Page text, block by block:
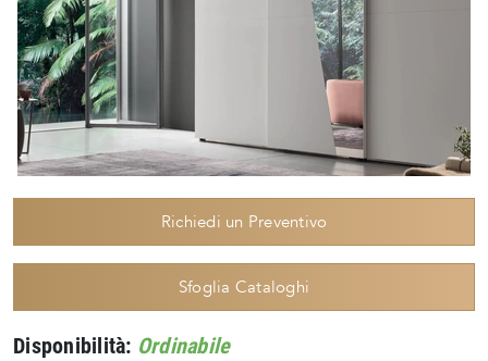
Richiedi un Preventivo
Sfoglia Cataloghi
Disponibilità: Ordinabile